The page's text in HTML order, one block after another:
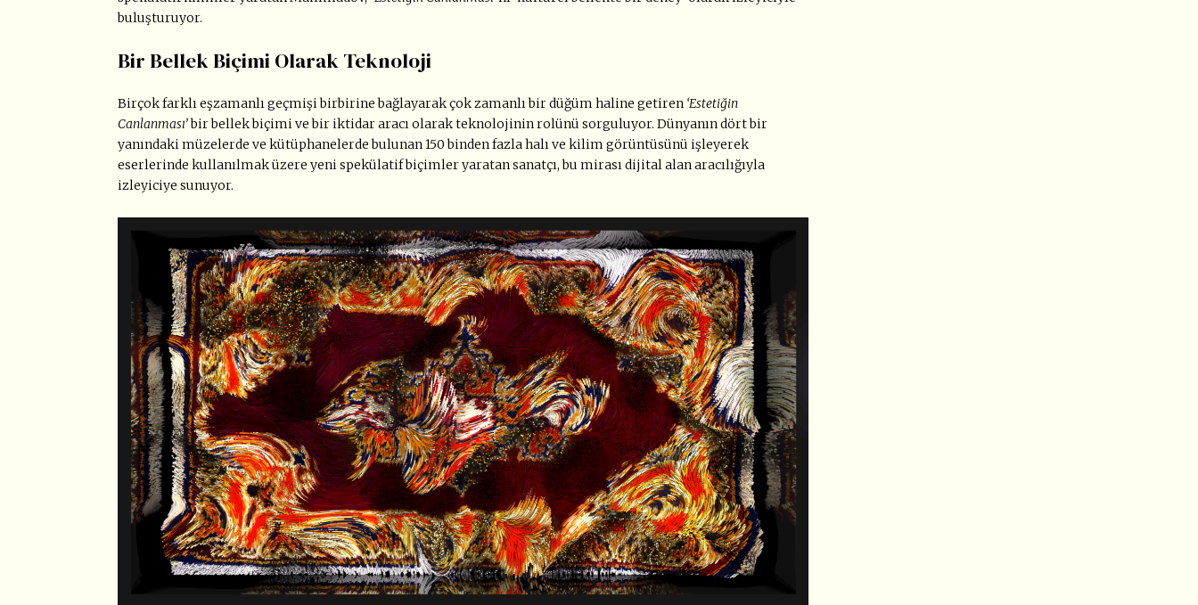
buluşturuyor.
Bir Bellek Biçimi Olarak Teknoloji
Birçok farklı eşzamanlı geçmişi birbirine bağlayarak çok zamanlı bir düğüm haline getiren ‘Estetiğin
Canlanması’bir bellek biçimi ve bir iktidar aracı olarak teknolojinin rolünü sorguluyor. Dünyanın dört bir
yanındaki müzelerde ve kütüphanelerde bulunan 150 binden fazla halı ve kilim görüntüsünü işleyerek
eserlerinde kullanılmak üzere yeni spekülatif biçimler yaratan sanatçı, bu mirası dijital alan aracılığıyla
izleyiciye sunuyor.